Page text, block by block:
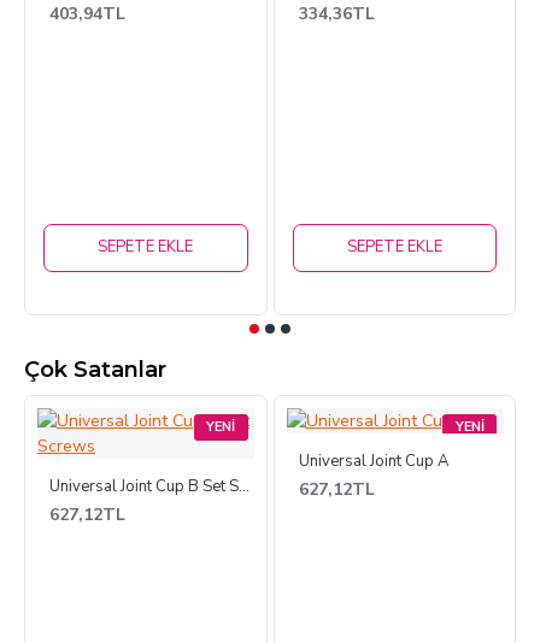
403,94TL
SEPETE EKLE
334,36TL
SEPETE EKLE
Çok Satanlar
YENI
Universal Joint Cup B Set Screws
627,12TL
YENI
Universal Joint Cup A
627,12TL